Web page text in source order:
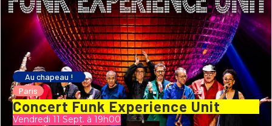
Au chapeau !
Paris
Concert Funk Experience Unit
Vendredi 11 Sept. à 19h00